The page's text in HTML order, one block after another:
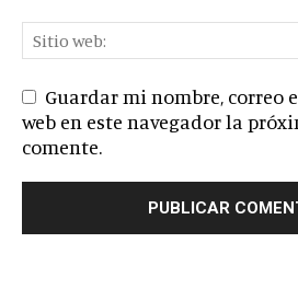
Guardar mi nombre, correo
web en este navegador la
comente.